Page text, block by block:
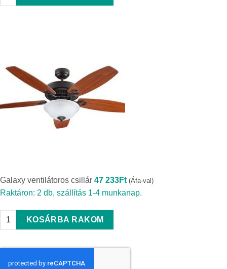
Galaxy ventilátoros csillár 47 233Ft (Áfa-val)
Raktáron: 2 db, szállítás 1-4 munkanap.
Galaxy ventilátoros csillár quantity
KOSÁRBA RAKOM